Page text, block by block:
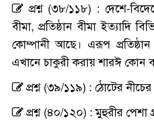
প্রশ্ন (৩৮/১১৮) : দেশে-
বীমা, প্রতিষ্ঠান বীমা ইত্যাদি
কোম্পানী আছে। এরূপ
এখানে চাকুরী করায় শারঈ কোন
প্রশ্ন (৩৯/১১৯) : ঠোটের
প্রশ্ন (৪০/১২০) : মুহুরীর পেশা